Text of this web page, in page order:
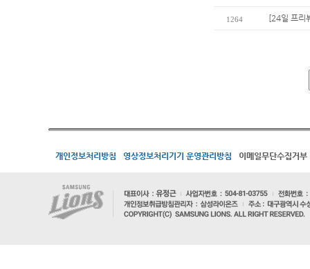
1264 [24일 프리
개인정보처리방침 영상정보처리기기 운영관리방침 이메일무단수집거부